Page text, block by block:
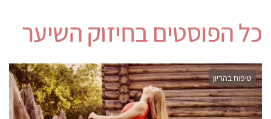
כל הפוסטים בחיזוק השיער
טיפוח בהריון